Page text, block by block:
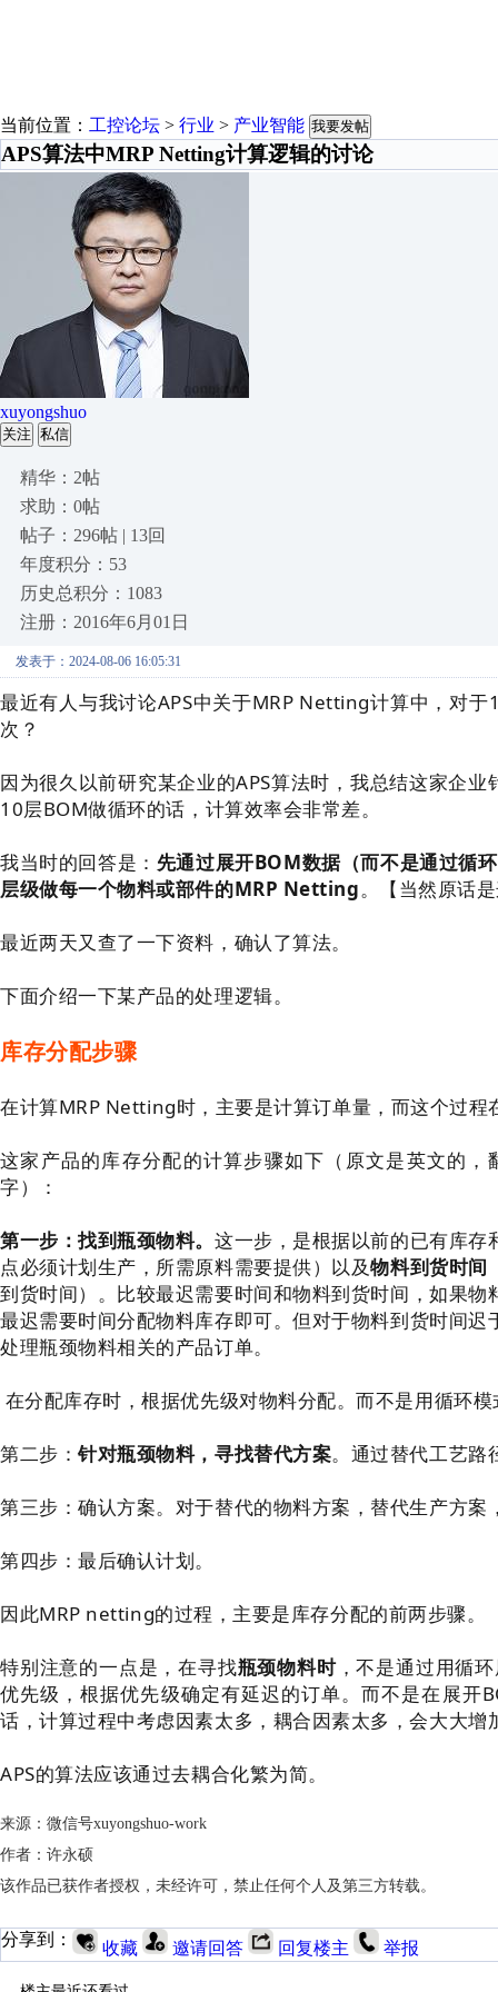
当前位置： 工控论坛 > 行业 > 产业智能 我要发帖
APS算法中MRP Netting计算逻辑的讨论
xuyongshuo
关注 私信
精华：2帖
求助：0帖
帖子：296帖 | 13回
年度积分：53
历史总积分：1083
注册：2016年6月01日
发表于：2024-08-06 16:05:31
最近有人与我讨论APS中关于MRP Netting计算中，对
次？
因为很久以前研究某企业的APS算法时，我总结这家企业
10层BOM做循环的话，计算效率会非常差。
我当时的回答是： 先通过展开BOM数据（而不是通过循
层级做每一个物料或部件的MRP Netting。【当然原话
最近两天又查了一下资料，确认了算法。
下面介绍一下某产品的处理逻辑。
库存分配步骤
在计算MRP Netting时，主要是计算订单量，而这个过程
这家产品的库存分配的计算步骤如下（原文是英文的
字）：
第一步：找到瓶颈物料。这一步，是根据以前的已有库
点必须计划生产，所需原料需要提供）以及物料到货时间
到货时间）。比较最迟需要时间和物料到货时间，如果
最迟需要时间分配物料库存即可。但对于物料到货时间
处理瓶颈物料相关的产品订单。
在分配库存时，根据优先级对物料分配。而不是用循环模
第二步：针对瓶颈物料，寻找替代方案。通过替代工艺路
第三步：确认方案。对于替代的物料方案，替代生产方
第四步：最后确认计划。
因此MRP netting的过程，主要是库存分配的前两步骤。
特别注意的一点是，在寻找瓶颈物料时，不是通过用循
优先级，根据优先级确定有延迟的订单。而不是在展开
话，计算过程中考虑因素太多，耦合因素太多，会大大增
APS的算法应该通过去耦合化繁为简。
来源：微信号xuyongshuo-work
作者：许永硕
该作品已获作者授权，未经许可，禁止任何个人及第三方转载。
分享到： 收藏 邀请回答 回复楼主 举报